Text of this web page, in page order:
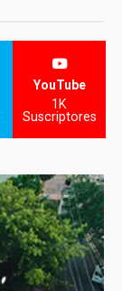
YouTube
1K
Suscriptores